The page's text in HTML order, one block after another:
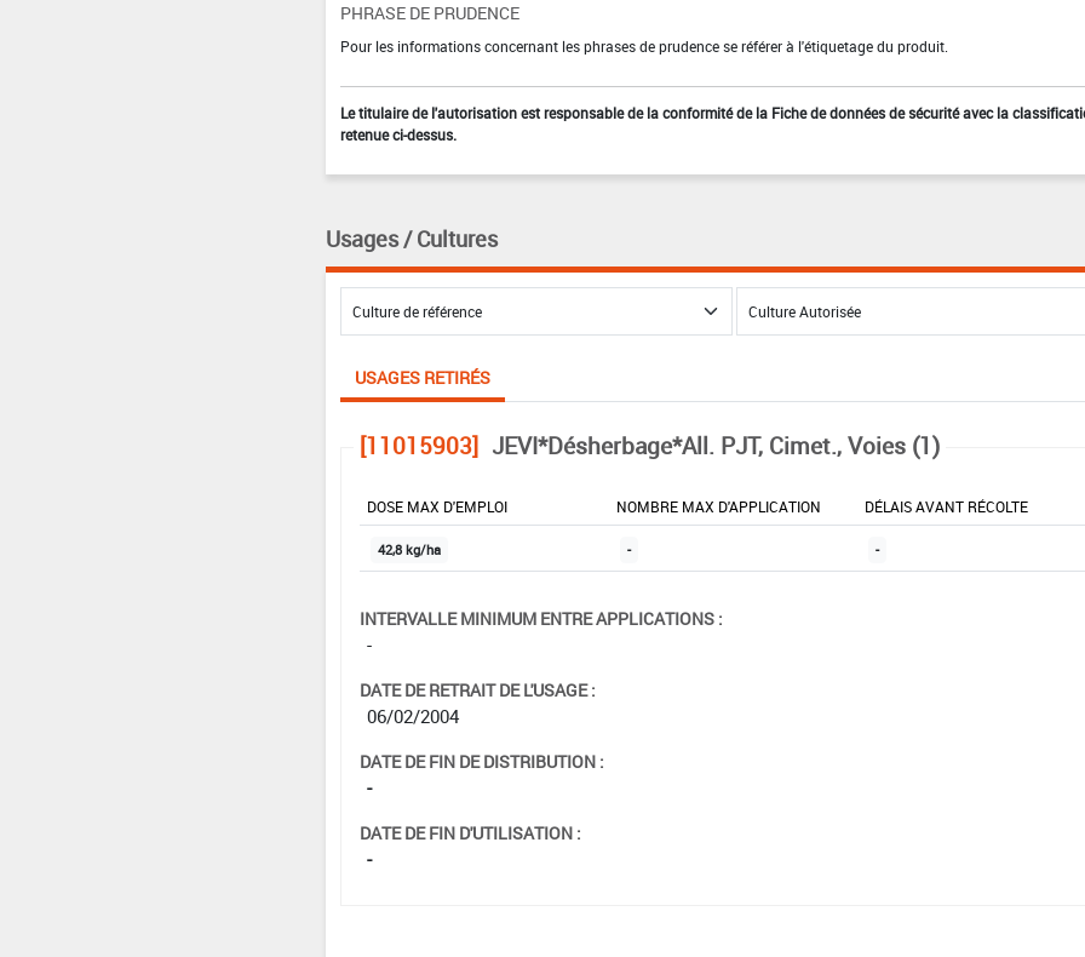
PHRASE DE PRUDENCE
Pour les informations concernant les phrases de prudence se référer à l'étiquetage du produit.
Le titulaire de l'autorisation est responsable de la conformité de la Fiche de données de sécurité avec la
retenue ci-dessus.
Usages / Cultures
USAGES RETIRÉS
[11015903] JEVI*Désherbage*All. PJT, Cimet., Voies (1)
DOSE MAX D'EMPLOI NOMBRE MAX D'APPLICATION DÉLAIS AVANT RÉCOLTE
42,8 kg/ha - -
INTERVALLE MINIMUM ENTRE APPLICATIONS :
-
DATE DE RETRAIT DE L'USAGE :
06/02/2004
DATE DE FIN DE DISTRIBUTION :
-
DATE DE FIN D'UTILISATION :
-